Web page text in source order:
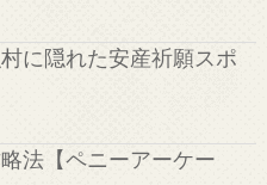
に隠れた安産祈願スポ
法【ペニーアーケー